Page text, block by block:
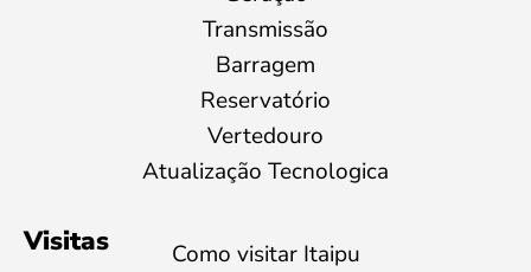
Transmissão
Barragem
Reservatório
Vertedouro
Atualização Tecnologica
Visitas
Como visitar Itaipu